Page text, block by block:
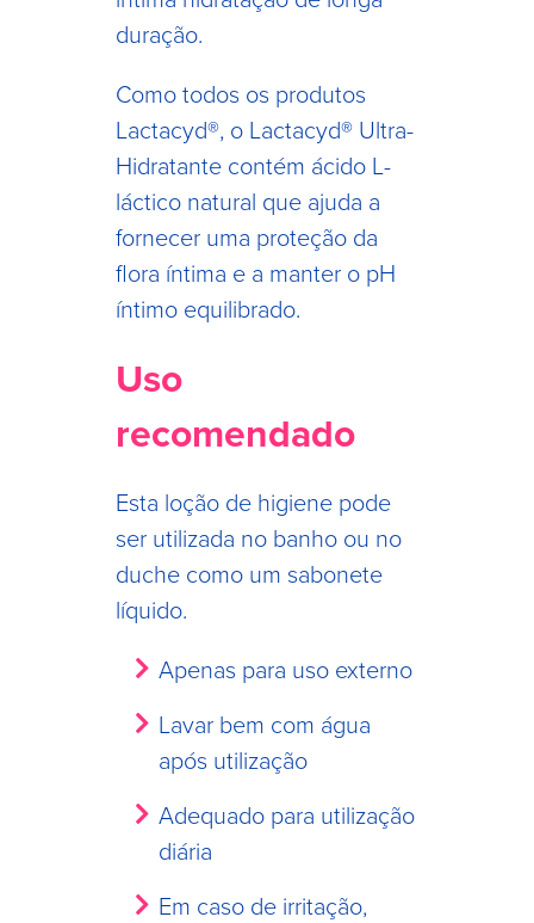
duração.
Como todos os produtos
Lactacyd®, o Lactacyd® Ultra-
Hidratante contém ácido L-
láctico natural que ajuda a
fornecer uma proteção da
flora íntima e a manter o pH
íntimo equilibrado.
Uso
recomendado
Esta loção de higiene pode
ser utilizada no banho ou no
duche como um sabonete
líquido.
Apenas para uso externo
Lavar bem com água
após utilização
Adequado para utilização
diária
Em caso de irritação,